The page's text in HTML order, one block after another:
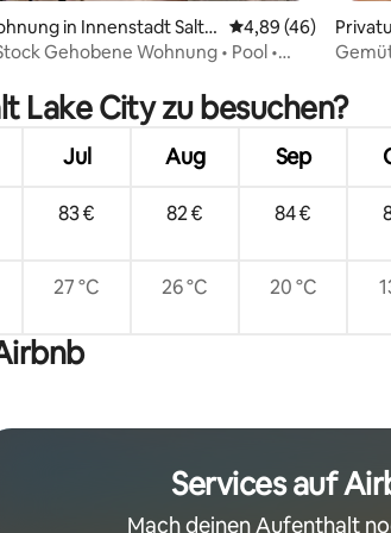
Bewertung: 4,98 von 5, 120 Bewertungen
in Innenstadt Salt L
City
Durchschnittliche
4,89 (46)
Gehobene Wohnung • Pool •
City
Square
Lake City zu besuchen?
Jul Aug Sep
83 € 82 € 84 €
27 °C 26 °C 20 °C
Services auf
Mach deinen Aufenthalt